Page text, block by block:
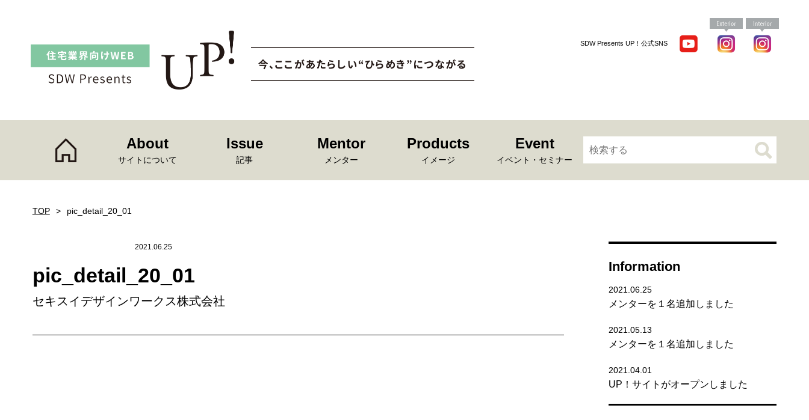
SDW Presents UP！公式SNS
About
サイトについて
Issue
記事
Mentor
メンター
Products
イメージ
Event
イベント・セミナー
TOP pic_detail_20_01
2021.06.25
pic_detail_20_01
セキスイデザインワークス株式会社
Information
2021.06.25
メンターを１名追加しました
2021.05.13
メンターを１名追加しました
2021.04.01
UP！サイトがオープンしました